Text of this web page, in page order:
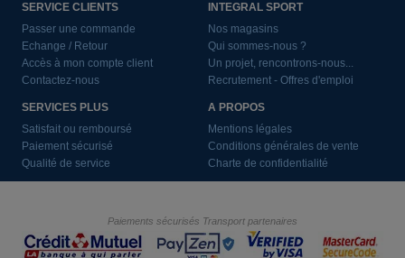
SERVICE CLIENTS
Passer une commande
Echange / Retour
Accès à mon compte client
Contactez-nous
SERVICES PLUS
Satisfait ou remboursé
Paiement sécurisé
Qualité de service
INTEGRAL SPORT
Nos magasins
Qui sommes-nous ?
Un projet, rencontrons-nous...
Recrutement - Offres d'emploi
A PROPOS
Mentions légales
Conditions générales de vente
Charte de confidentialité
Paiements sécurisés Transport partenaires